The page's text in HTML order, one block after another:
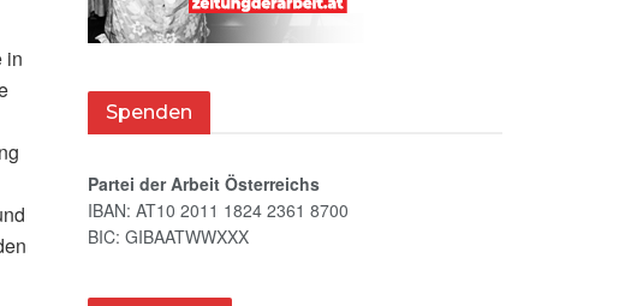
in
Spenden
Partei der Arbeit Österreichs
IBAN: AT10 2011 1824 2361 8700
BIC: GIBAATWWXXX